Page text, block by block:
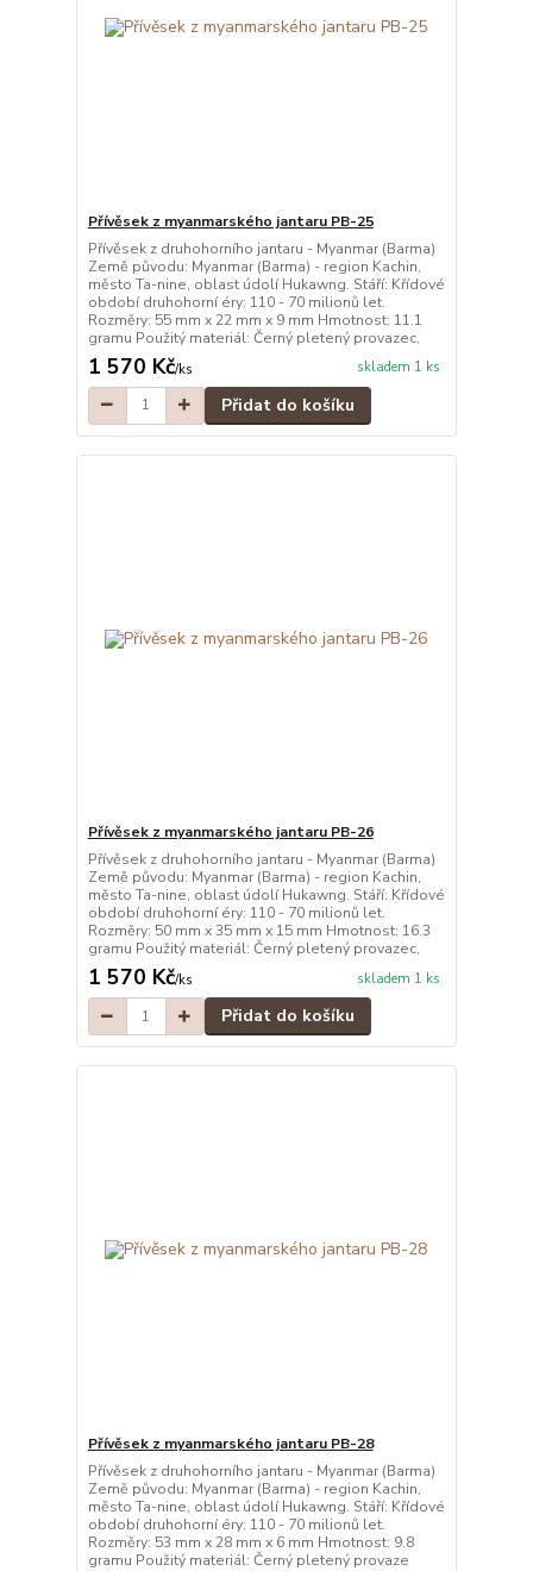
Přívěsek z myanmarského jantaru PB-25
Přívěsek z druhohorního jantaru - Myanmar (Barma)
Země původu: Myanmar (Barma) - region Kachin,
město Ta-nine, oblast údolí Hukawng. Stáří: Křídové
období druhohorní éry: 110 - 70 milionů let.
Rozměry: 55 mm x 22 mm x 9 mm Hmotnost: 11.1
gramu Použitý materiál: Černý pletený provazec,
1 570 Kč/ks skladem 1 ks
Přidat do košíku
Přívěsek z myanmarského jantaru PB-26
Přívěsek z druhohorního jantaru - Myanmar (Barma)
Země původu: Myanmar (Barma) - region Kachin,
město Ta-nine, oblast údolí Hukawng. Stáří: Křídové
období druhohorní éry: 110 - 70 milionů let.
Rozměry: 50 mm x 35 mm x 15 mm Hmotnost: 16.3
gramu Použitý materiál: Černý pletený provazec,
1 570 Kč/ks skladem 1 ks
Přidat do košíku
Přívěsek z myanmarského jantaru PB-28
Přívěsek z druhohorního jantaru - Myanmar (Barma)
Země původu: Myanmar (Barma) - region Kachin,
město Ta-nine, oblast údolí Hukawng. Stáří: Křídové
období druhohorní éry: 110 - 70 milionů let.
Rozměry: 53 mm x 28 mm x 6 mm Hmotnost: 9.8
gramu Použitý materiál: Černý pletený provaze